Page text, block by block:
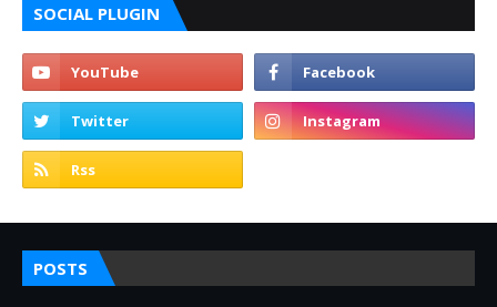
SOCIAL PLUGIN
POSTS